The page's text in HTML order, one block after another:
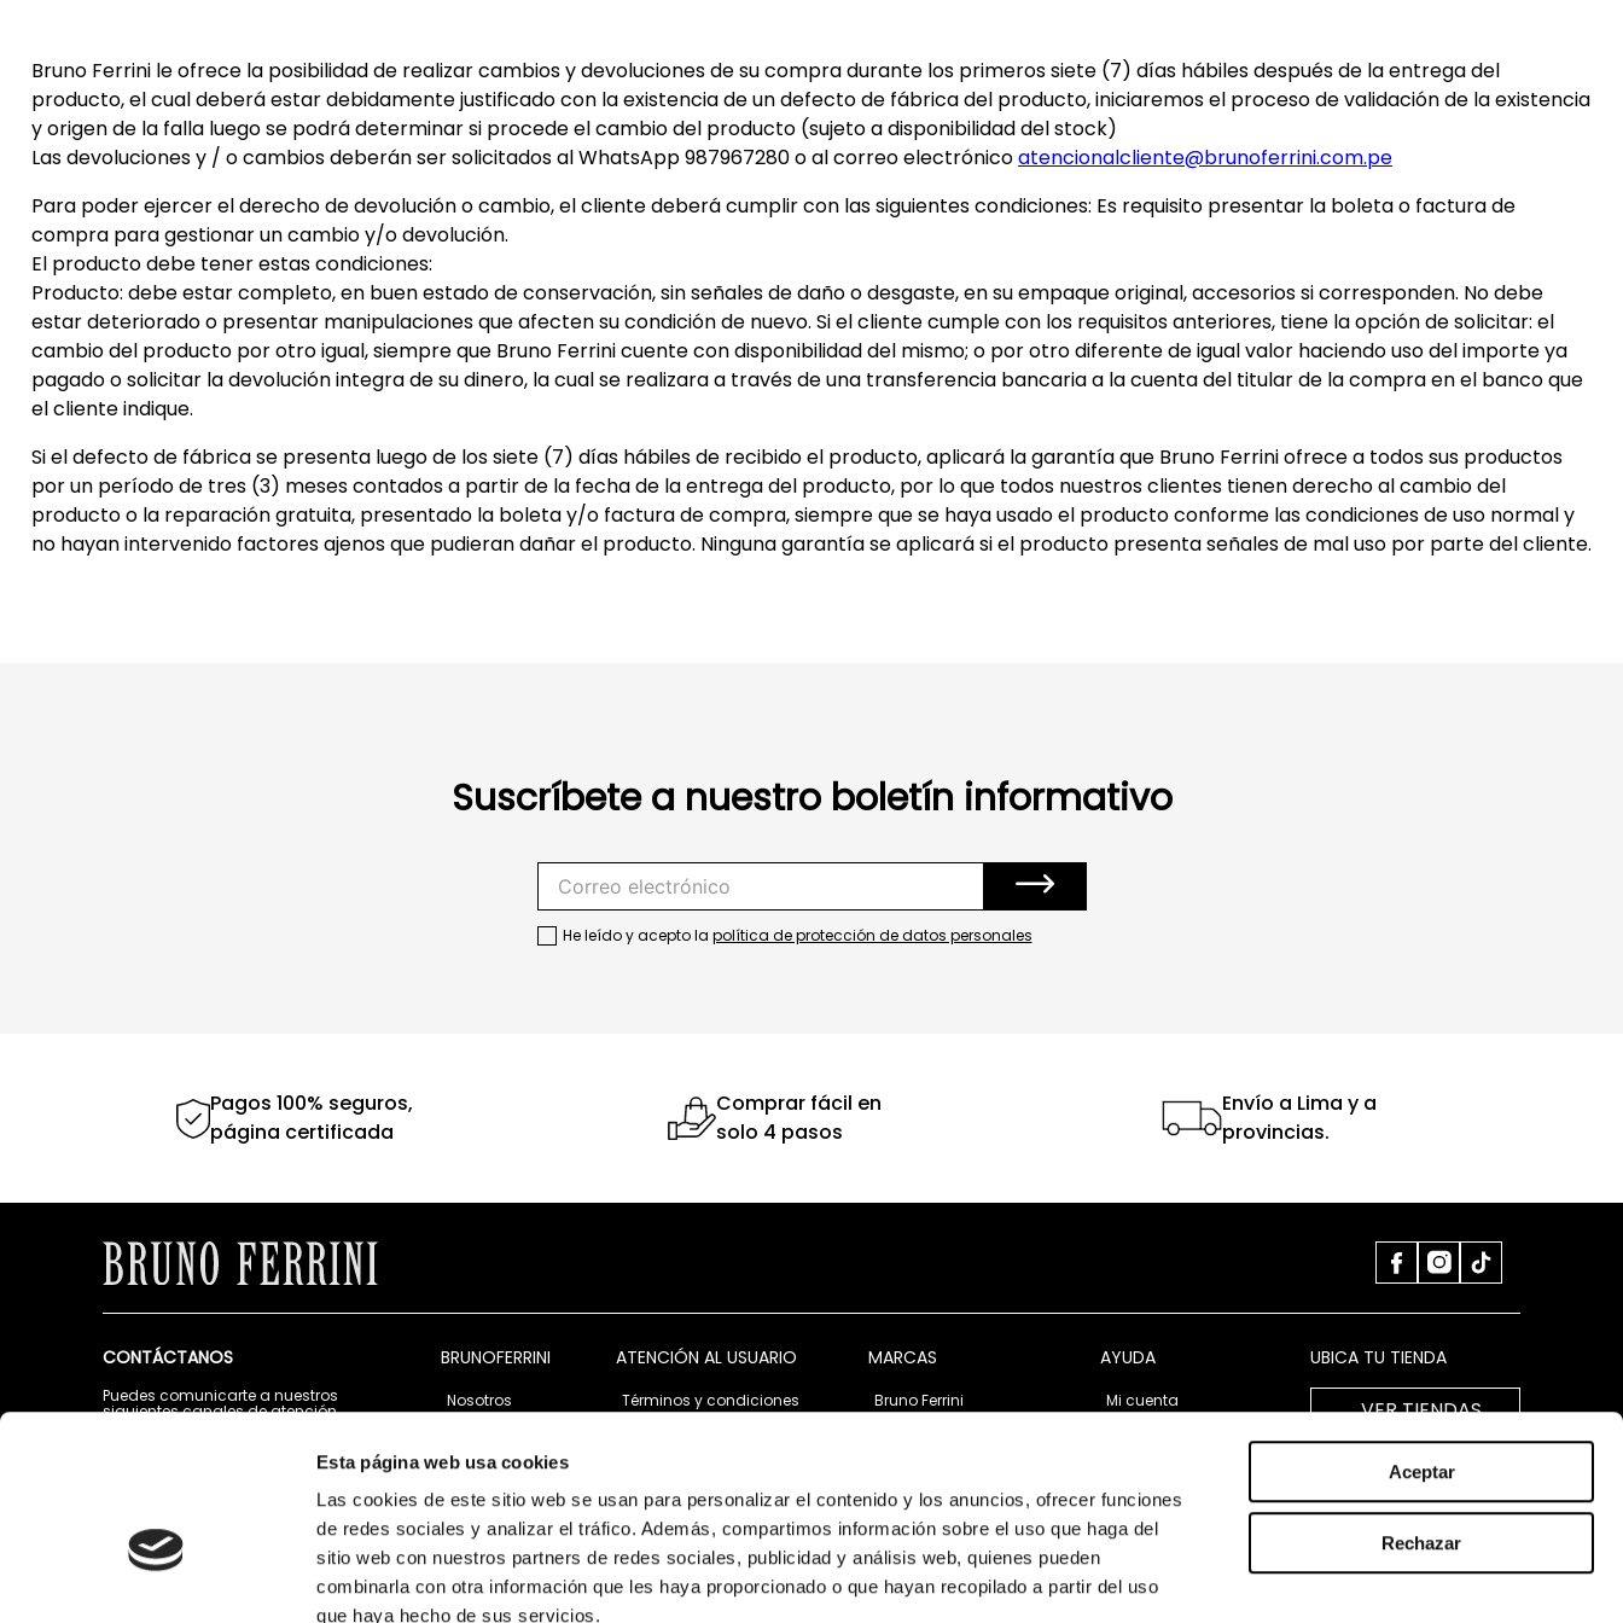
Esta página web usa cookies
Las cookies de este sitio web se usan para personalizar el contenido y los anuncios, ofrecer funciones
de redes sociales y analizar el tráfico. Además, compartimos información sobre el uso que haga del
sitio web con nuestros partners de redes sociales, publicidad y análisis web, quienes pueden
combinarla con otra información que les haya proporcionado o que hayan recopilado a partir del uso
que haya hecho de sus servicios.
Aceptar
Rechazar
Bruno Ferrini le ofrece la posibilidad de realizar cambios y devoluciones de su compra durante los primeros siete (7) días hábiles después de la entrega del
producto, el cual deberá estar debidamente justificado con la existencia de un defecto de fábrica del producto, iniciaremos el proceso de validación de la existencia
y origen de la falla luego se podrá determinar si procede el cambio del producto (sujeto a disponibilidad del stock)
Las devoluciones y / o cambios deberán ser solicitados al WhatsApp 987967280 o al correo electrónicoatencionalcliente@brunoferrini.com.pe
Para poder ejercer el derecho de devolución o cambio, el cliente deberá cumplir con las siguientes condiciones: Es requisito presentar la boleta o factura de
compra para gestionar un cambio y/o devolución.
El producto debe tener estas condiciones:
Producto: debe estar completo, en buen estado de conservación, sin señales de daño o desgaste, en su empaque original, accesorios si corresponden. No debe
estar deteriorado o presentar manipulaciones que afecten su condición de nuevo. Si el cliente cumple con los requisitos anteriores, tiene la opción de solicitar: el
cambio del producto por otro igual, siempre que Bruno Ferrini cuente con disponibilidad del mismo; o por otro diferente de igual valor haciendo uso del importe ya
pagado o solicitar la devolución integra de su dinero, la cual se realizara a través de una transferencia bancaria a la cuenta del titular de la compra en el banco que
el cliente indique.
Si el defecto de fábrica se presenta luego de los siete (7) días hábiles de recibido el producto, aplicará la garantía que Bruno Ferrini ofrece a todos sus productos
por un período de tres (3) meses contados a partir de la fecha de la entrega del producto, por lo que todos nuestros clientes tienen derecho al cambio del
producto o la reparación gratuita, presentado la boleta y/o factura de compra, siempre que se haya usado el producto conforme las condiciones de uso normal y
no hayan intervenido factores ajenos que pudieran dañar el producto. Ninguna garantía se aplicará si el producto presenta señales de mal uso por parte del cliente.
Suscríbete a nuestro boletín informativo
He leído y acepto la política de protección de datos personales
Pagos 100% seguros,
página certificada
Comprar fácil en
solo 4 pasos
Envío a Lima y a
provincias.
CONTÁCTANOS
Puedes comunicarte a nuestros
siguientes canales de atención
Correo electrónico:
atencionalcliente@brunoferrini.com.pe
BRUNOFERRINI
Nosotros
Contáctanos
ATENCIÓN AL USUARIO
Términos y condiciones
Política de cookies
MARCAS
Bruno Ferrini
Stacy Adams
Mazzarri
AYUDA
Mi cuenta
UBICA TU TIENDA
VER TIENDAS
LIBRO DE RECLAMACIONES